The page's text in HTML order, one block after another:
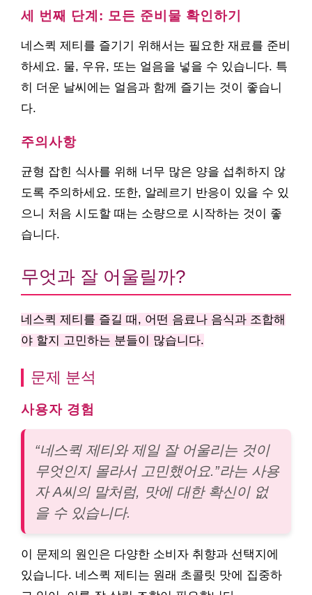
세 번째 단계: 모든 준비물 확인하기
네스퀵 제티를 즐기기 위해서는 필요한 재료를 준비
하세요. 물, 우유, 또는 얼음을 넣을 수 있습니다. 특
히 더운 날씨에는 얼음과 함께 즐기는 것이 좋습니
다.
주의사항
균형 잡힌 식사를 위해 너무 많은 양을 섭취하지 않
도록 주의하세요. 또한, 알레르기 반응이 있을 수 있
으니 처음 시도할 때는 소량으로 시작하는 것이 좋
습니다.
무엇과 잘 어울릴까?
네스퀵 제티를 즐길 때, 어떤 음료나 음식과 조합해
야 할지 고민하는 분들이 많습니다.
문제 분석
사용자 경험
“네스퀵 제티와 제일 잘 어울리는 것이
무엇인지 몰라서 고민했어요.”라는 사용
자 A씨의 말처럼, 맛에 대한 확신이 없
을 수 있습니다.
이 문제의 원인은 다양한 소비자 취향과 선택지에
있습니다. 네스퀵 제티는 원래 초콜릿 맛에 집중하